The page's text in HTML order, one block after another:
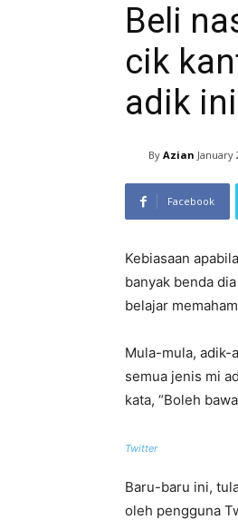
Beli
cik
adik
By Azian January
Facebook
Kebiasaan
banyak benda
belajar
Mula-mula, adik-
semua jenis mi
kata, “Boleh
Twitter
Baru-baru ini,
oleh pengguna